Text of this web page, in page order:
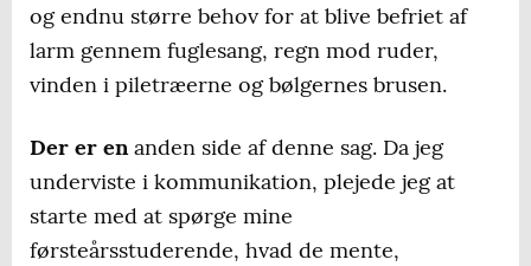
og endnu større behov for at blive befriet af
larm gennem fuglesang, regn mod ruder,
vinden i piletræerne og bølgernes brusen.
Der er enanden side af denne sag. Da jeg
underviste i kommunikation, plejede jeg at
starte med at spørge mine
førsteårsstuderende, hvad de mente,